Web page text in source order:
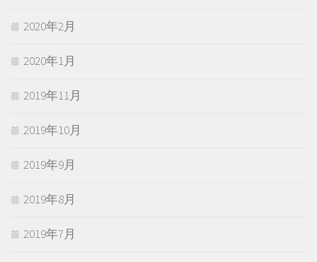
2020年2月
2020年1月
2019年11月
2019年10月
2019年9月
2019年8月
2019年7月